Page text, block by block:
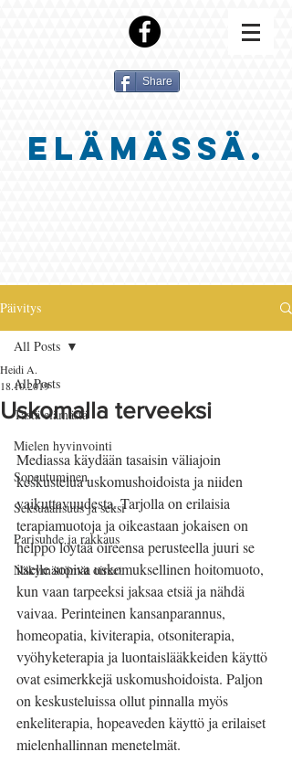
Share
ELÄMÄSSÄ.
Päivitys
All Posts
Tästä elämästä
Mielen hyvinvointi
Sopeutuminen
Seksuaalisuus ja seksi
Parisuhde ja rakkaus
Näkymättömät oireet
All Posts
Uskomalla terveeksi
Heidi A.
18.10.2019
Mediassa käydään tasaisin väliajoin
keskustelua uskomushoidoista ja niiden
vaikuttavuudesta. Tarjolla on erilaisia
terapiamuotoja ja oikeastaan jokaisen on
helppo löytää oireensa perusteella juuri se
itselle sopiva uskomuksellinen hoitomuoto,
kun vaan tarpeeksi jaksaa etsiä ja nähdä
vaivaa. Perinteinen kansanparannus,
homeopatia, kiviterapia, otsoniterapia,
vyöhyketerapia ja luontaislääkkeiden käyttö
ovat esimerkkejä uskomushoidoista. Paljon
on keskusteluissa ollut pinnalla myös
enkeliterapia, hopeaveden käyttö ja erilaiset
mielenhallinnan menetelmät.